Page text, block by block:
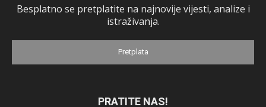
Besplatno se pretplatite na najnovije vijesti, analize i
istraživanja.
Pretplata
PRATITE NAS!